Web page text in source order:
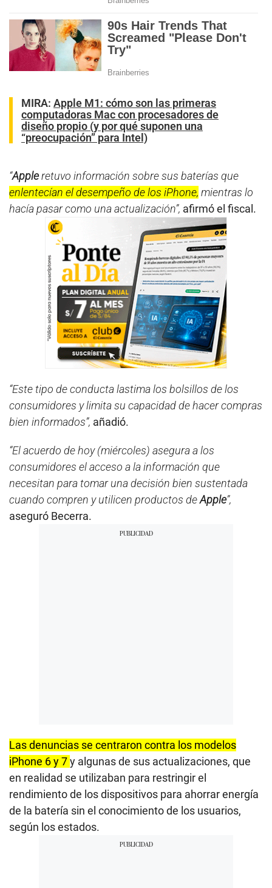
MIRA: Apple M1: cómo son las primeras
computadoras Mac con procesadores de
diseño propio (y por qué suponen una
“preocupación” para Intel)
“Appleretuvo información sobre sus baterías que
enlentecían el desempeño de los iPhone, mientras lo
hacía pasar como una actualización”, afirmó el fiscal.
“Este tipo de conducta lastima los bolsillos de los
consumidores y limita su capacidad de hacer compras
bien informados”, añadió.
“El acuerdo de hoy (miércoles) asegura a los
consumidores el acceso a la información que
necesitan para tomar una decisión bien sustentada
cuando compren y utilicen productos deApple”,
aseguró Becerra.
Las denuncias se centraron contra los modelos
iPhone 6 y 7y algunas de sus actualizaciones, que
en realidad se utilizaban para restringir el
rendimiento de los dispositivos para ahorrar energía
de la batería sin el conocimiento de los usuarios,
según los estados.